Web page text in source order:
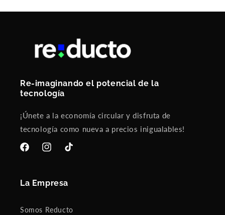
Re-imaginando el potencial de la
tecnología
¡Únete a la economía circular y disfruta de
tecnología como nueva a precios inigualables!
FacebookInstagramTikTok
La Empresa
Somos Reducto